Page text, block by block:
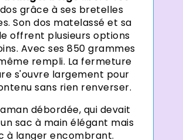
grâce à ses bretelles
Son dos matelassé et sa
offrent plusieurs options
Avec ses 850 grammes
rempli. La fermeture
s'ouvre largement pour
sans rien renverser.
débordée, qui devait
sac à main élégant mais
à langer encombrant.